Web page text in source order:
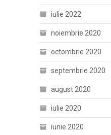
iulie 2022
noiembrie 2020
octombrie 2020
septembrie 2020
august 2020
iulie 2020
iunie 2020